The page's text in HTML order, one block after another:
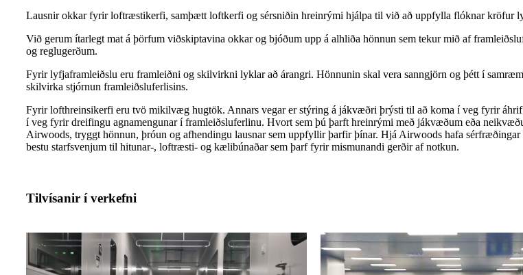
Lausnir okkar fyrir loftræstikerfi, samþætt loftkerfi og sérsniðin hreinrými hjálpa til við að uppfylla flóknar kröfur
Við gerum ítarlegt mat á þörfum viðskiptavina okkar og bjóðum upp á alhliða hönnun sem tekur mið af
og reglugerðum.
Fyrir lyfjaframleiðslu eru framleiðni og skilvirkni lyklar að árangri. Hönnunin skal vera sanngjörn og þétt í
skilvirka stjórnun framleiðsluferlisins.
Fyrir lofthreinsikerfi eru tvö mikilvæg hugtök. Annars vegar er stýring á jákvæðri þrýsti til að koma í veg fyrir
í veg fyrir dreifingu agnamengunar í framleiðsluferlinu. Hvort sem þú þarft hreinrými með jákvæðum eða
Airwoods, tryggt hönnun, þróun og afhendingu lausnar sem uppfyllir þarfir þínar. Hjá Airwoods hafa
bestu starfsvenjum til hitunar-, loftræsti- og kælibúnaðar sem þarf fyrir mismunandi gerðir af notkun.
Tilvísanir í verkefni